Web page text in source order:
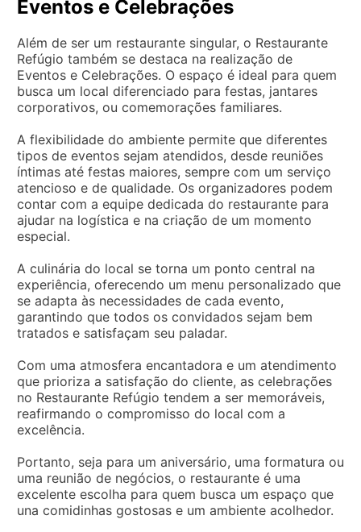
Eventos e Celebrações
Além de ser um restaurante singular, o Restaurante
Refúgio também se destaca na realização de
Eventos e Celebrações. O espaço é ideal para quem
busca um local diferenciado para festas, jantares
corporativos, ou comemorações familiares.
A flexibilidade do ambiente permite que diferentes
tipos de eventos sejam atendidos, desde reuniões
íntimas até festas maiores, sempre com um serviço
atencioso e de qualidade. Os organizadores podem
contar com a equipe dedicada do restaurante para
ajudar na logística e na criação de um momento
especial.
A culinária do local se torna um ponto central na
experiência, oferecendo um menu personalizado que
se adapta às necessidades de cada evento,
garantindo que todos os convidados sejam bem
tratados e satisfaçam seu paladar.
Com uma atmosfera encantadora e um atendimento
que prioriza a satisfação do cliente, as celebrações
no Restaurante Refúgio tendem a ser memoráveis,
reafirmando o compromisso do local com a
excelência.
Portanto, seja para um aniversário, uma formatura ou
uma reunião de negócios, o restaurante é uma
excelente escolha para quem busca um espaço que
una comidinhas gostosas e um ambiente acolhedor.